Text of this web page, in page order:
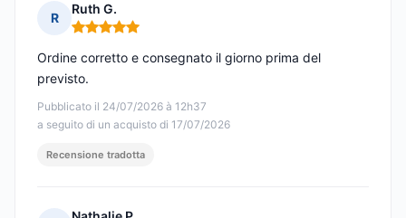
R
Ruth G.
Nota: 5 su 5
Pubblicato il 24/07/2026 à 12h37
a seguito di un acquisto di 17/07/2026
Ordine corretto e consegnato il giorno prima del
previsto.
Recensione tradotta